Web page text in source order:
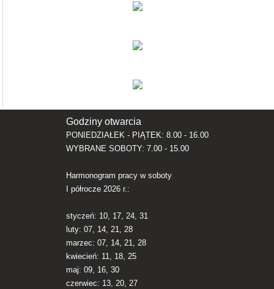
Godziny otwarcia
PONIEDZIAŁEK - PIĄTEK: 8.00 - 16.00
WYBRANE SOBOTY: 7.00 - 15.00
Harmonogram pracy w soboty
I półrocze 2026 r.:
styczeń: 10, 17, 24, 31
luty: 07, 14, 21, 28
marzec: 07, 14, 21, 28
kwiecień: 11, 18, 25
maj: 09, 16, 30
czerwiec: 13, 20, 27